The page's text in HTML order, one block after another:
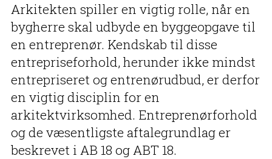
Arkitekten spiller en vigtig rolle, når en
bygherre skal udbyde en byggeopgave til
en entreprenør. Kendskab til disse
entrepriseforhold, herunder ikke mindst
entrepriseret og entrenørudbud, er derfor
en vigtig disciplin for en
arkitektvirksomhed. Entreprenørforhold
og de væsentligste aftalegrundlag er
beskrevet i AB 18 og ABT 18.